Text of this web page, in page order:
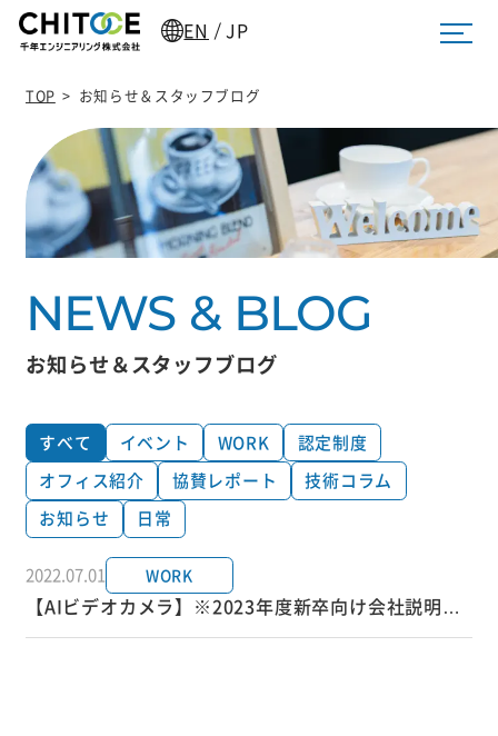
EN /JP
TOP > お知らせ＆スタッフブログ
お知らせ＆スタッフブログ
すべて イベント WORK
認定制度
オフィス紹介
協賛レポート
技術コラム
お知らせ
日常
2022.07.01 WORK
【AIビデオカメラ】※2023年度新卒向け会社説明会
にも使用中☆